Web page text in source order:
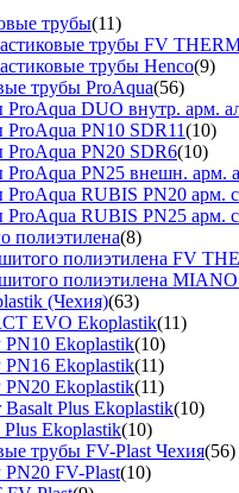
трубы(11)
трубы FV
трубы Henco(9)
трубы ProAqua(56)
DUO внутр. арм.
PN10 SDR11(10)
PN20 SDR6(10)
PN25 внешн. арм.
RUBIS PN20 арм.
RUBIS PN25 арм.
полиэтилена(8)
полиэтилена FV
полиэтилена
(Чехия)(63)
EVO Ekoplastik(11)
Ekoplastik(10)
Ekoplastik(11)
Ekoplastik(11)
Basalt Plus Ekoplastik(10)
Plus Ekoplastik(10)
трубы FV-Plast Чехия(56)
FV-Plast(10)